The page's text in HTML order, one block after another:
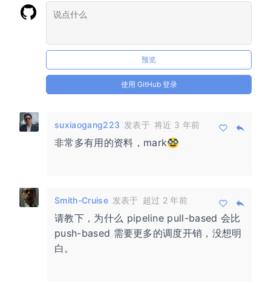
预览
使用 GitHub 登录
suxiaogang223 发表于 将近 3 年前
非常多有用的资料，mark🥸
Smith-Cruise 发表于 超过 2 年前
请教下，为什么 pipeline pull-based 会比
push-based 需要更多的调度开销，没想明
白。